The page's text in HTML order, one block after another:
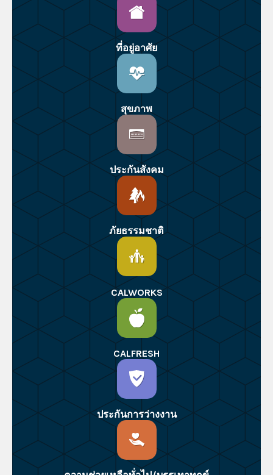
ที่อยู่อาศัย
สุขภาพ
ประกันสังคม
ภัยธรรมชาติ
CALWORKS
CALFRESH
ประกันการว่างงาน